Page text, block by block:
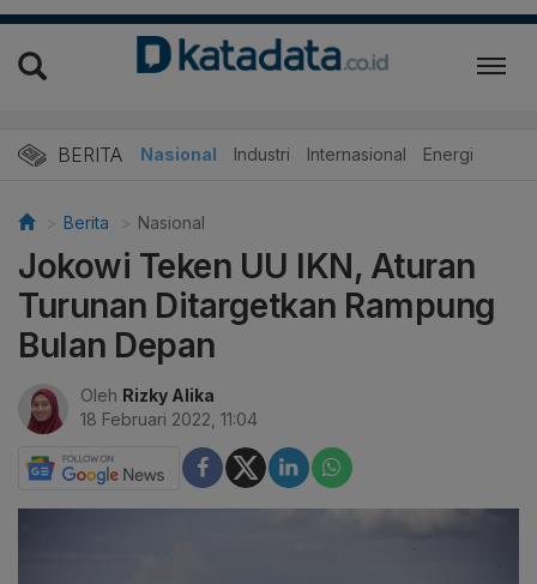
BERITA Nasional Industri Internasional Energi
Berita Nasional
Jokowi Teken UU IKN, Aturan
Turunan Ditargetkan Rampung
Bulan Depan
Oleh Rizky Alika
18 Februari 2022, 11:04